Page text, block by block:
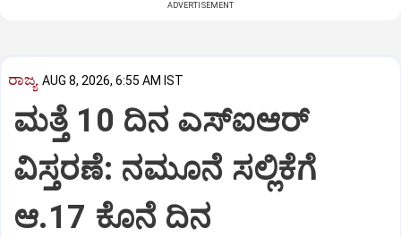
ADVERTISEMENT
ರಾಜ್ಯ AUG 8, 2026, 6:55 AM IST
ಮತ್ತೆ 10 ದಿನ ಎಸ್‌ಐಆರ್‌
ವಿಸ್ತರಣೆ: ನಮೂನೆ ಸಲ್ಲಿಕೆಗೆ
ಆ.17 ಕೊನೆ ದಿನ